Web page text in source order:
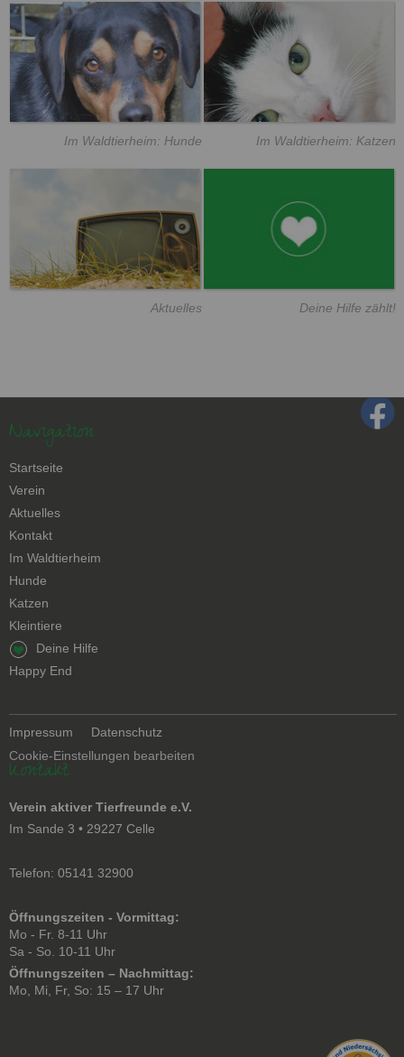
Im Waldtierheim: Hunde Im Waldtierheim: Katzen
Aktuelles Deine Hilfe zählt!
Navigation
Navigation
überspringen
Startseite
Verein
Aktuelles
Kontakt
Navigation
überspringen
Im Waldtierheim
Hunde
Katzen
Kleintiere
Navigation
überspringen
Deine Hilfe
Happy End
Navigation
überspringen
Impressum
Datenschutz
Cookie-Einstellungen bearbeiten
Kontakt
Verein aktiver Tierfreunde e.V.
Im Sande 3 • 29227 Celle
Telefon: 05141 32900
Öffnungszeiten - Vormittag:
Mo - Fr. 8-11 Uhr
Sa - So. 10-11 Uhr
Öffnungszeiten – Nachmittag:
Mo, Mi, Fr, So: 15 – 17 Uhr